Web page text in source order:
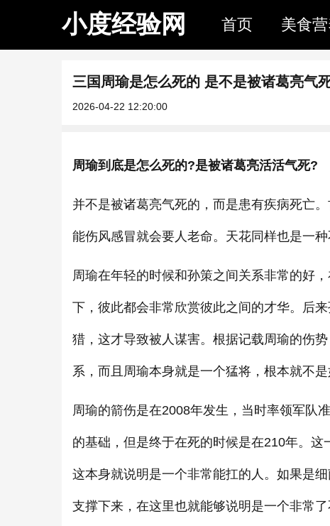
小度经验网 首页 美食
三国周瑜是怎么死的 是不是被诸葛亮气
2026-04-22 12:20:00
周瑜到底是怎么死的?是被诸葛亮活活气死?
并不是被诸葛亮气死的，而是患有疾病死亡
能伤风感冒就会要人老命。天花同样也是一种
周瑜在年轻的时候和孙策之间关系非常的好
下，彼此都会非常欣赏彼此之间的才华。后
猎，这才导致被人谋害。根据记载周瑜的伤
系，而且周瑜本身就是一个猛将，根本就不是
周瑜的箭伤是在2008年发生，当时率领军队
的基础，但是终于在死的时候是在210年。
这本身就说明是一个非常能扛的人。如果是
支撑下来，在这里也就能够说明是一个非常了